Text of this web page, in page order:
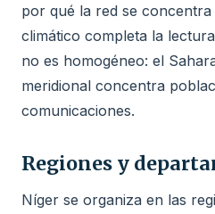
por qué la red se
climático completa la
no es homogéneo: el
meridional concentra
comunicaciones.
Regiones y
Níger se organiza en las